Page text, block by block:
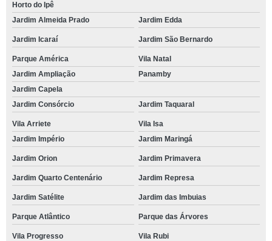
Horto do Ipê
Jardim Almeida Prado
Jardim Edda
Jardim Icaraí Jardim São Bernardo
Parque América
Vila Natal
Jardim Ampliação
Panamby
Jardim Capela
Jardim Consórcio
Jardim Taquaral
Vila Arriete
Vila Isa
Jardim Império
Jardim Maringá
Jardim Orion Jardim Primavera
Jardim Quarto Centenário Jardim Represa
Jardim Satélite Jardim das Imbuias
Parque Atlântico Parque das Árvores
Vila Progresso Vila Rubi